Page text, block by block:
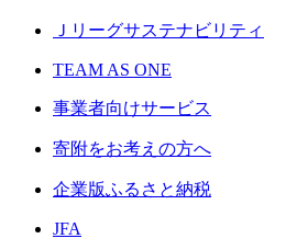
Ｊリーグサステナビリティ
TEAM AS ONE
事業者向けサービス
寄附をお考えの方へ
企業版ふるさと納税
JFA